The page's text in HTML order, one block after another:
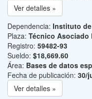
Ver detalles »
Dependencia: Instituto
Plaza: Técnico Asociado
Registro: 59482-93
Sueldo: $18,669.60
Área: Bases de datos
Fecha de publicación: 30/
Ver detalles »